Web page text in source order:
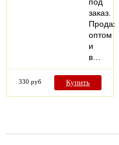
заказ.
Продажа
оптом
и
в…
330 руб Купить